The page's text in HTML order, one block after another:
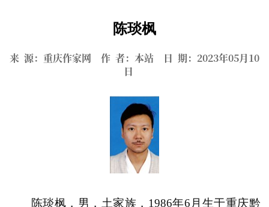
陈琰枫
来 源：重庆作家网 作 者：本站 日 期：2023年05月10
日
陈琰枫，男，土家族 ， 1986年6 月生于重庆黔